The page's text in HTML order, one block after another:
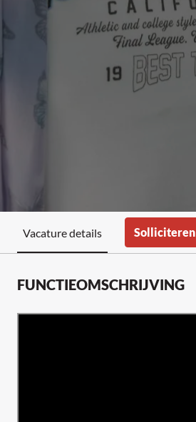
Vacature details Solliciteren
FUNCTIEOMSCHRIJVING